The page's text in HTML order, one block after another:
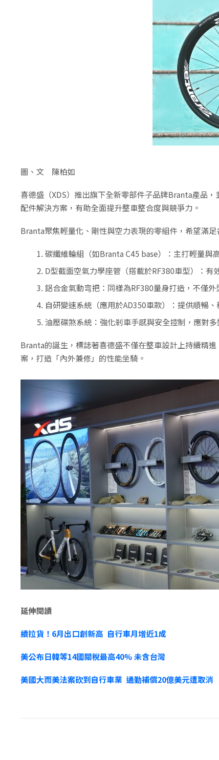
圖、文 陳柏如
喜德盛（XDS）推出旗下全新零部件子品牌Branta產品
配件解決方案，有助全面提升整車整合度與競爭力。
Branta聚焦輕量化、剛性與空力表現的零組件，希望滿
碳纖維輪組（如Branta C45 base）：主打輕量與
D型截面空氣力學座管（搭載於RF380車型）：
鋁合金氣動弯把：同樣為RF380量身打造，不僅
自研變速系統（應用於AD350車款）：提供順暢
油壓碟煞系統：強化剎車手感與安全控制，應對
Branta的誕生，標誌著喜德盛不僅在整車設計上持續精
案，打造「內外兼修」的性能坐騎。
延伸閱讀
續拉貨！6月出口創新高 自行車月增近1成
美公布日韓等14國關稅最高40% 未含台灣
美國大而美法案砍到自行車業 通勤補償20億美元遭取消